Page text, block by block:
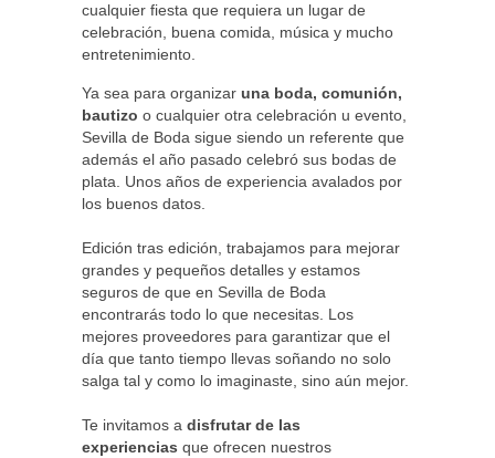
cualquier fiesta que requiera un lugar de
celebración, buena comida, música y mucho
entretenimiento.
Ya sea para organizar una boda, comunión,
bautizo o cualquier otra celebración u evento,
Sevilla de Boda sigue siendo un referente que
además el año pasado celebró sus bodas de
plata. Unos años de experiencia avalados por
los buenos datos.
Edición tras edición, trabajamos para mejorar
grandes y pequeños detalles y estamos
seguros de que en Sevilla de Boda
encontrarás todo lo que necesitas. Los
mejores proveedores para garantizar que el
día que tanto tiempo llevas soñando no solo
salga tal y como lo imaginaste, sino aún mejor.
Te invitamos a disfrutar de las
experiencias que ofrecen nuestros